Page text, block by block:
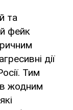
та
фейк
дії
Тим
жодним